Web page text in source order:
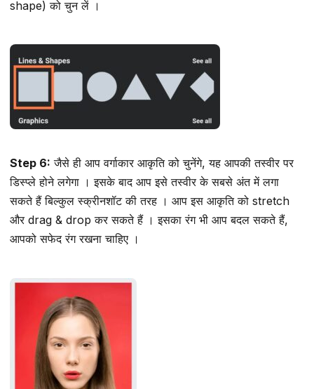
shape) को चुन लें ।
Step 6: जैसे ही आप वर्गाकार आकृति को चुनेंगे, यह आपकी तस्वीर पर
डिस्प्ले होने लगेगा । इसके बाद आप इसे तस्वीर के सबसे अंत में लगा
सकते हैं बिल्कुल स्क्रीनशॉट की तरह । आप इस आकृति को stretch
और drag & drop कर सकते हैं । इसका रंग भी आप बदल सकते हैं,
आपको सफेद रंग रखना चाहिए ।